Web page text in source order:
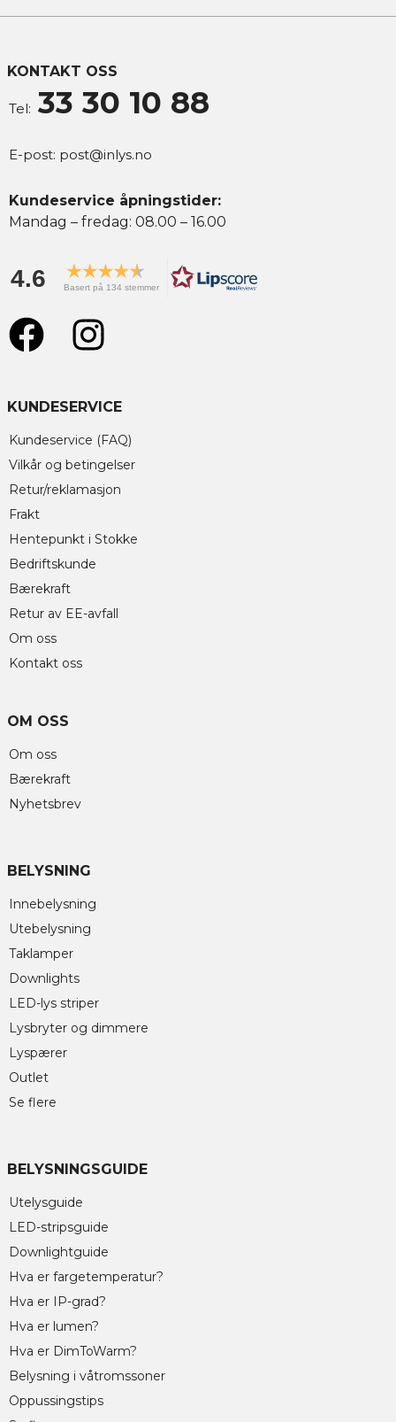
KONTAKT OSS
Tel: 33 30 10 88
E-post: post@inlys.no
Kundeservice åpningstider:
Mandag – fredag: 08.00 – 16.00
4.6 Basert på 134 stemmer
KUNDESERVICE
Kundeservice (FAQ)
Vilkår og betingelser
Retur/reklamasjon
Frakt
Hentepunkt i Stokke
Bedriftskunde
Bærekraft
Retur av EE-avfall
Om oss
Kontakt oss
OM OSS
Om oss
Bærekraft
Nyhetsbrev
BELYSNING
Innebelysning
Utebelysning
Taklamper
Downlights
LED-lys striper
Lysbryter og dimmere
Lyspærer
Outlet
Se flere
BELYSNINGSGUIDE
Utelysguide
LED-stripsguide
Downlightguide
Hva er fargetemperatur?
Hva er IP-grad?
Hva er lumen?
Hva er DimToWarm?
Belysning i våtromssoner
Oppussingstips